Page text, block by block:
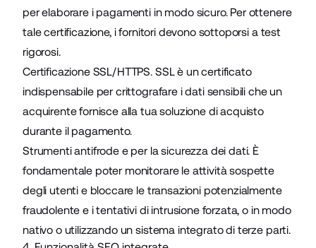
per elaborare i pagamenti in modo sicuro. Per ottenere
tale certificazione, i fornitori devono sottoporsi a test
rigorosi.
Certificazione SSL/HTTPS. SSL è un certificato
indispensabile per crittografare i dati sensibili che un
acquirente fornisce alla tua soluzione di acquisto
durante il pagamento.
Strumenti antifrode e per la sicurezza dei dati. È
fondamentale poter monitorare le attività sospette
degli utenti e bloccare le transazioni potenzialmente
fraudolente e i tentativi di intrusione forzata, o in modo
nativo o utilizzando un sistema integrato di terze parti.